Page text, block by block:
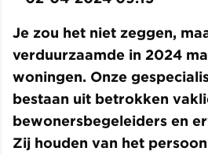
Je zou het niet zeggen,
verduurzaamde in 2024
woningen. Onze
bestaan uit betrokken
bewonersbegeleiders en
Zij houden van het